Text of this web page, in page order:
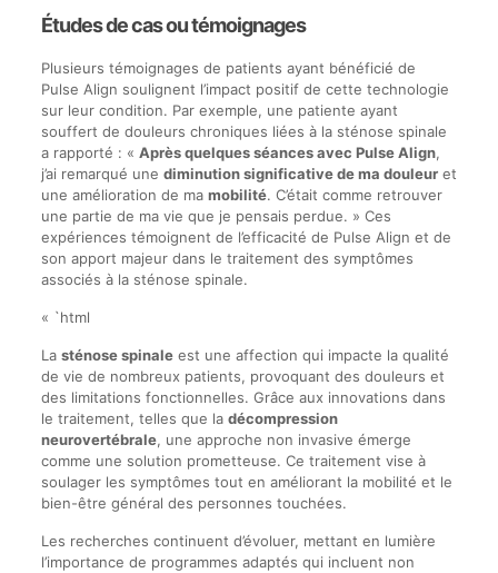
Études de cas ou témoignages
Plusieurs témoignages de patients ayant bénéficié de
Pulse Align soulignent l’impact positif de cette technologie
sur leur condition. Par exemple, une patiente ayant
souffert de douleurs chroniques liées à la sténose spinale
a rapporté : « Après quelques séances avec Pulse Align,
j’ai remarqué une diminution significative de ma douleuret
une amélioration de ma mobilité. C’était comme retrouver
une partie de ma vie que je pensais perdue. » Ces
expériences témoignent de l’efficacité de Pulse Align et de
son apport majeur dans le traitement des symptômes
associés à la sténose spinale.
« `html
La sténose spinaleest une affection qui impacte la qualité
de vie de nombreux patients, provoquant des douleurs et
des limitations fonctionnelles. Grâce aux innovations dans
le traitement, telles que la décompression
neurovertébrale, une approche non invasive émerge
comme une solution prometteuse. Ce traitement vise à
soulager les symptômes tout en améliorant la mobilité et le
bien-être général des personnes touchées.
Les recherches continuent d’évoluer, mettant en lumière
l’importance de programmes adaptés qui incluent non